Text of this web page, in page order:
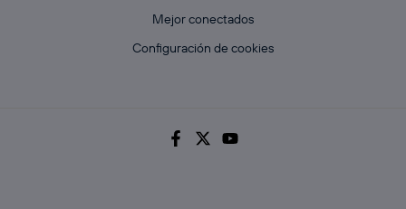
Mejor conectados
Configuración de cookies